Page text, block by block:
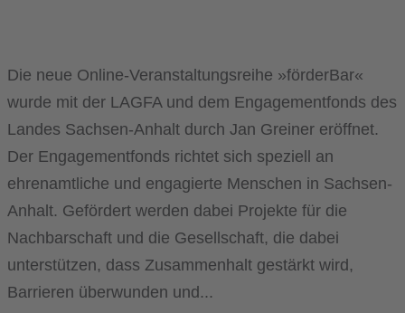
Die neue Online-Veranstaltungsreihe »förderBar«
wurde mit der LAGFA und dem Engagementfonds des
Landes Sachsen-Anhalt durch Jan Greiner eröffnet.
Der Engagementfonds richtet sich speziell an
ehrenamtliche und engagierte Menschen in Sachsen-
Anhalt. Gefördert werden dabei Projekte für die
Nachbarschaft und die Gesellschaft, die dabei
unterstützen, dass Zusammenhalt gestärkt wird,
Barrieren überwunden und...